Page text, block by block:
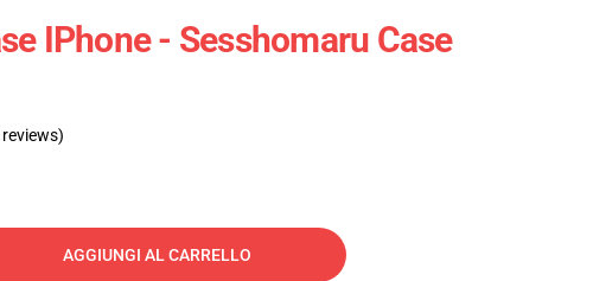
IPhone - Sesshomaru Case
AGGIUNGI AL CARRELLO